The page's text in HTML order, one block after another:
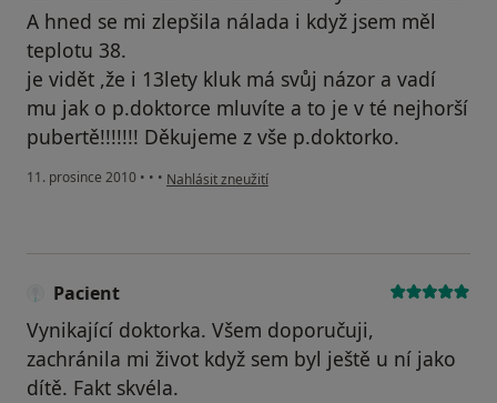
A hned se mi zlepšila nálada i když jsem měl
teplotu 38.
je vidět ,že i 13lety kluk má svůj názor a vadí
mu jak o p.doktorce mluvíte a to je v té nejhorší
pubertě!!!!!!! Děkujeme z vše p.doktorko.
11. prosince 2010 • • • podle názoru uživatele Pacient
Nahlásit zneužití
Pacient
Vynikající doktorka. Všem doporučuji,
zachránila mi život když sem byl ještě u ní jako
dítě. Fakt skvéla.